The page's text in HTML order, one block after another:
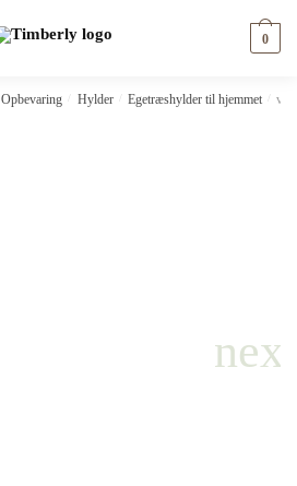
0
Opbevaring Hylder Egetræshylder til hjemmet